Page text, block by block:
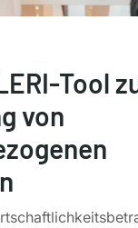
Tool
von